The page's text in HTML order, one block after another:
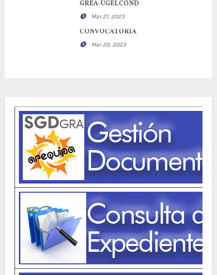
GREA-UGELCOND
Mar 21, 2023
CONVOCATORIA
Mar 20, 2023